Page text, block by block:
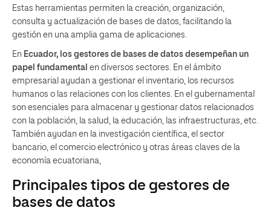
Estas herramientas permiten la creación, organización,
consulta y actualización de bases de datos, facilitando la
gestión en una amplia gama de aplicaciones.
En Ecuador, los gestores de bases de datos desempeñan un
papel fundamental en diversos sectores. En el ámbito
empresarial ayudan a gestionar el inventario, los recursos
humanos o las relaciones con los clientes. En el gubernamental
son esenciales para almacenar y gestionar datos relacionados
con la población, la salud, la educación, las infraestructuras, etc.
También ayudan en la investigación científica, el sector
bancario, el comercio electrónico y otras áreas claves de la
economía ecuatoriana,
Principales tipos de gestores de
bases de datos